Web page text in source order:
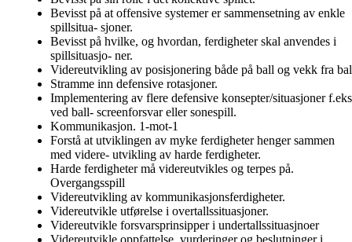
Bevisst på at offensive systemer er sammensetning av enkle
spillsitua- sjoner.
Bevisst på hvilke, og hvordan, ferdigheter skal anvendes i
spillsituasjo- ner.
Videreutvikling av posisjonering både på ball og vekk fra
Stramme inn defensive rotasjoner.
Implementering av flere defensive konsepter/situasjoner
ved ball- screenforsvar eller sonespill.
Kommunikasjon. 1-mot-1
Forstå at utviklingen av myke ferdigheter henger sammen
med videre- utvikling av harde ferdigheter.
Harde ferdigheter må videreutvikles og terpes på.
Overgangsspill
Videreutvikling av kommunikasjonsferdigheter.
Videreutvikle utførelse i overtallssituasjoner.
Videreutvikle forsvarsprinsipper i undertallssituasjnoer
Videreutvikle oppfattelse, vurderinger og beslutninger i